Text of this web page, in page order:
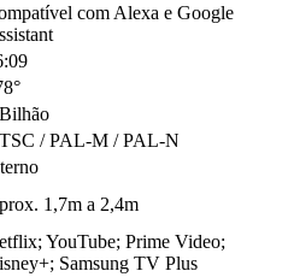
com Alexa e Google
/ PAL-M / PAL-N
1,7m a 2,4m
YouTube; Prime Video;
Samsung TV Plus